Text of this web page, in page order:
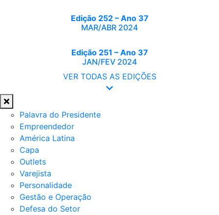
Edição 252 – Ano 37
MAR/ABR 2024
Edição 251 – Ano 37
JAN/FEV 2024
VER TODAS AS EDIÇÕES
Palavra do Presidente
Empreendedor
América Latina
Capa
Outlets
Varejista
Personalidade
Gestão e Operação
Defesa do Setor